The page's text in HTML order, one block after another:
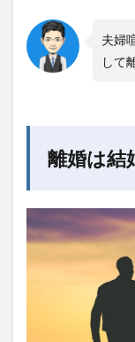
夫婦
して
離婚は結